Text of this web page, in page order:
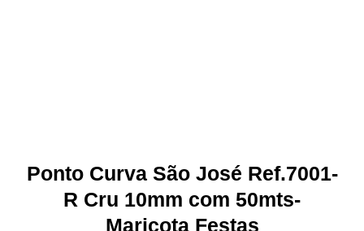
Ponto Curva São José Ref.7001-
R Cru 10mm com 50mts-
Maricota Festas